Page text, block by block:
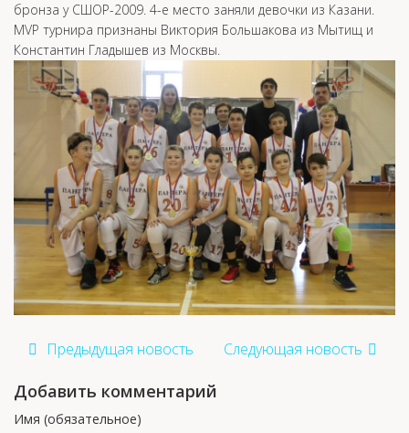
бронза у СШОР-2009. 4-е место заняли девочки из Казани.
MVP турнира признаны Виктория Большакова из Мытищ и
Константин Гладышев из Москвы.
Предыдущая новость Следующая новость
Добавить комментарий
Имя (обязательное)